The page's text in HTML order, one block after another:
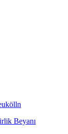
Beyanı